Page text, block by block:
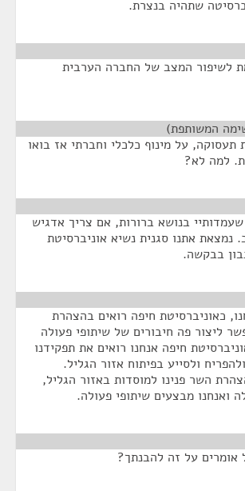
שתהיה בנצרת.
לשיפור המצב של החברה הערבית
המשותפת)
על מינוף כלכלי וחברתי אז בואו
למה לא?
בנושא ברורות, אם צריך אדגיש
אתנו סגנית נשיא אוניברסיטת
בבקשה.
כאוניברסיטת חיפה רואים בהצהרת
ליצור פה חיבורים של שיתופי פעולה
חיפה אנחנו רואים את תפקידנו
ולסייע בפיתוח אזור הגליל.
השר פנינו למוסדות באזור הגליל,
ואנחנו מבצעים שיתופי פעולה.
אומרים על זה להבנתך?